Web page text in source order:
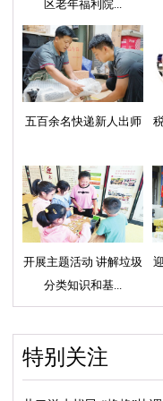
区老年福利院...
五百余名快递新人出师
开展主题活动 讲解垃圾
分类知识和基...
特别关注